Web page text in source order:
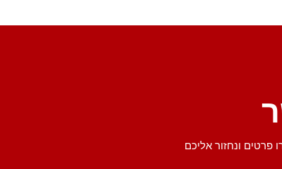
ונחזור אליכם